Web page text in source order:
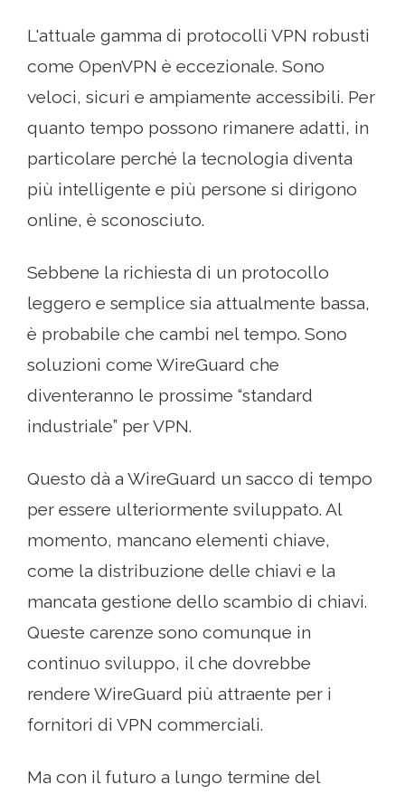
L'attuale gamma di protocolli VPN robusti
come OpenVPN è eccezionale. Sono
veloci, sicuri e ampiamente accessibili. Per
quanto tempo possono rimanere adatti, in
particolare perché la tecnologia diventa
più intelligente e più persone si dirigono
online, è sconosciuto.
Sebbene la richiesta di un protocollo
leggero e semplice sia attualmente bassa,
è probabile che cambi nel tempo. Sono
soluzioni come WireGuard che
diventeranno le prossime “standard
industriale” per VPN.
Questo dà a WireGuard un sacco di tempo
per essere ulteriormente sviluppato. Al
momento, mancano elementi chiave,
come la distribuzione delle chiavi e la
mancata gestione dello scambio di chiavi.
Queste carenze sono comunque in
continuo sviluppo, il che dovrebbe
rendere WireGuard più attraente per i
fornitori di VPN commerciali.
Ma con il futuro a lungo termine del